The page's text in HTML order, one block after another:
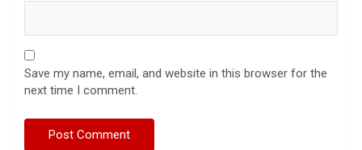
Save my name, email, and website in this browser for the
next time I comment.